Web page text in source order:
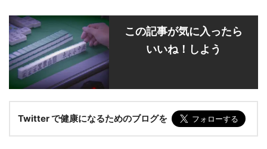
この記事が気に入ったら
いいね！しよう
Twitter で健康になるためのブログを